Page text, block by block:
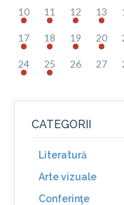
10 11 12 13
17 18 19 20
24 25 26 27
CATEGORII
Literatură
Arte vizuale
Conferinţe